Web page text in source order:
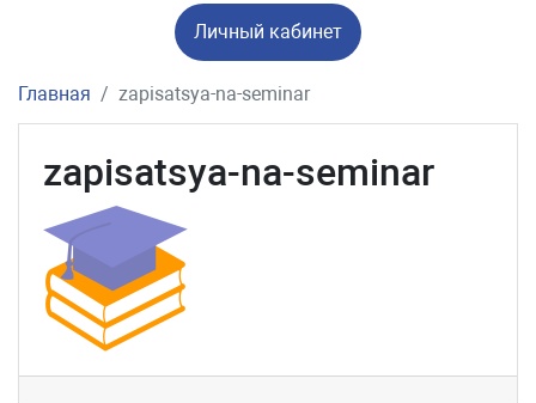
Личный кабинет
Главная zapisatsya-na-seminar
zapisatsya-na-seminar